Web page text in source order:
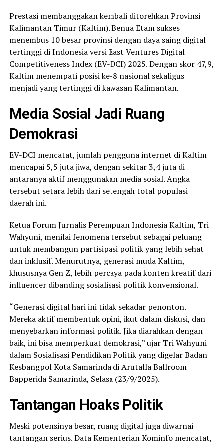
Prestasi membanggakan kembali ditorehkan Provinsi
Kalimantan Timur (Kaltim). Benua Etam sukses
menembus 10 besar provinsi dengan daya saing digital
tertinggi di Indonesia versi East Ventures Digital
Competitiveness Index (EV-DCI) 2025. Dengan skor 47,9,
Kaltim menempati posisi ke-8 nasional sekaligus
menjadi yang tertinggi di kawasan Kalimantan.
Media Sosial Jadi Ruang
Demokrasi
EV-DCI mencatat, jumlah pengguna internet di Kaltim
mencapai 5,5 juta jiwa, dengan sekitar 3,4 juta di
antaranya aktif menggunakan media sosial. Angka
tersebut setara lebih dari setengah total populasi
daerah ini.
Ketua Forum Jurnalis Perempuan Indonesia Kaltim, Tri
Wahyuni, menilai fenomena tersebut sebagai peluang
untuk membangun partisipasi politik yang lebih sehat
dan inklusif. Menurutnya, generasi muda Kaltim,
khususnya Gen Z, lebih percaya pada konten kreatif dari
influencer dibanding sosialisasi politik konvensional.
“Generasi digital hari ini tidak sekadar penonton.
Mereka aktif membentuk opini, ikut dalam diskusi, dan
menyebarkan informasi politik. Jika diarahkan dengan
baik, ini bisa memperkuat demokrasi,” ujar Tri Wahyuni
dalam Sosialisasi Pendidikan Politik yang digelar Badan
Kesbangpol Kota Samarinda di Arutalla Ballroom
Bapperida Samarinda, Selasa (23/9/2025).
Tantangan Hoaks Politik
Meski potensinya besar, ruang digital juga diwarnai
tantangan serius. Data Kementerian Kominfo mencatat,